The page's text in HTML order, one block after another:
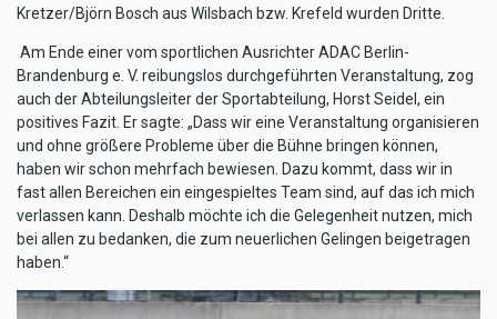
Kretzer/Björn Bosch aus Wilsbach bzw. Krefeld wurden Dritte.
Am Ende einer vom sportlichen Ausrichter ADAC Berlin-
Brandenburg e. V. reibungslos durchgeführten Veranstaltung, zog
auch der Abteilungsleiter der Sportabteilung, Horst Seidel, ein
positives Fazit. Er sagte: „Dass wir eine Veranstaltung organisieren
und ohne größere Probleme über die Bühne bringen können,
haben wir schon mehrfach bewiesen. Dazu kommt, dass wir in
fast allen Bereichen ein eingespieltes Team sind, auf das ich mich
verlassen kann. Deshalb möchte ich die Gelegenheit nutzen, mich
bei allen zu bedanken, die zum neuerlichen Gelingen beigetragen
haben.“